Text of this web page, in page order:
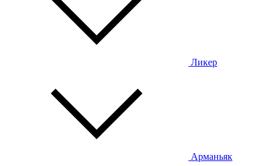
Ликер
Арманьяк